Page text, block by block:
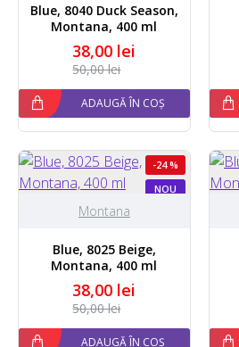
Blue, 8040 Duck Season,
Montana, 400 ml
38,00 lei
50,00 lei
ADAUGĂ ÎN COȘ
NOU
-24 %
Montana
Blue, 8025 Beige,
Montana, 400 ml
38,00 lei
50,00 lei
ADAUGĂ ÎN COȘ